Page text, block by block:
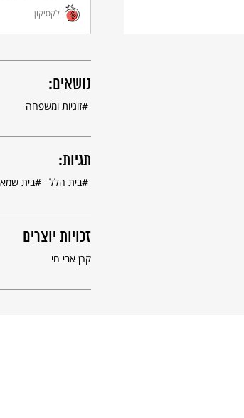
לתבוע גט, או
לתת גט. ובימינו יש
לקסיקון
נושאים:
זוגיות ומשפחה
תגיות:
בית הלל בית
זכויות יוצרים
קרן אבי חי